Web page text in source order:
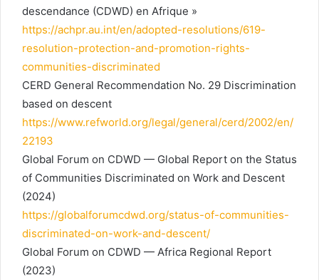
descendance (CDWD) en Afrique »
https://achpr.au.int/en/adopted-resolutions/619-
resolution-protection-and-promotion-rights-
communities-discriminated
CERD General Recommendation No. 29 Discrimination
based on descent
https://www.refworld.org/legal/general/cerd/2002/en/
22193⁠
Global Forum on CDWD — Global Report on the Status
of Communities Discriminated on Work and Descent
(2024)
https://globalforumcdwd.org/status-of-communities-
discriminated-on-work-and-descent/⁠
Global Forum on CDWD — Africa Regional Report
(2023)